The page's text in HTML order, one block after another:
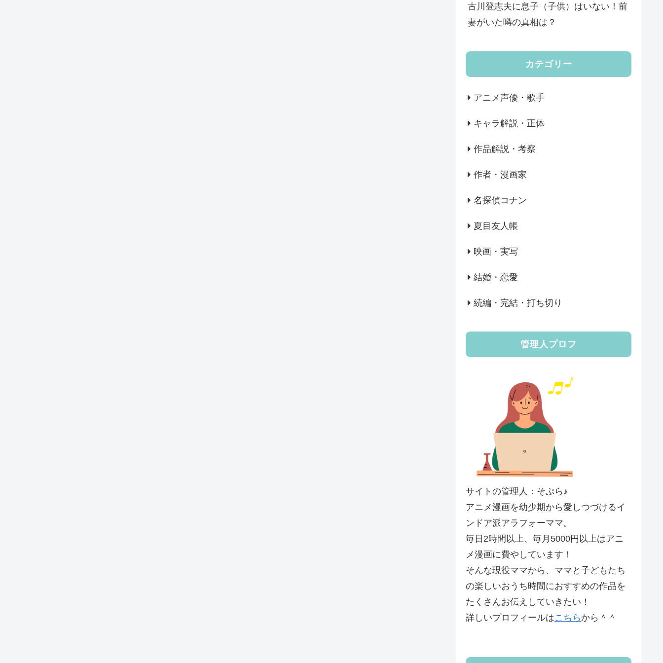
古川登志夫に息子（子供）はいない！前
妻がいた噂の真相は？
カテゴリー
アニメ声優・歌手
キャラ解説・正体
作品解説・考察
作者・漫画家
名探偵コナン
夏目友人帳
映画・実写
結婚・恋愛
続編・完結・打ち切り
管理人プロフ
サイトの管理人：そぷら♪
アニメ漫画を幼少期から愛しつづけるイ
ンドア派アラフォーママ。
毎日2時間以上、毎月5000円以上はアニ
メ漫画に費やしています！
そんな現役ママから、ママと子どもたち
の楽しいおうち時間におすすめの作品を
たくさんお伝えしていきたい！
詳しいプロフィールはこちら から＾＾